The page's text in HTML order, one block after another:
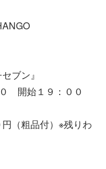
ブン』
開始１９：００
（粗品付）※残りわ